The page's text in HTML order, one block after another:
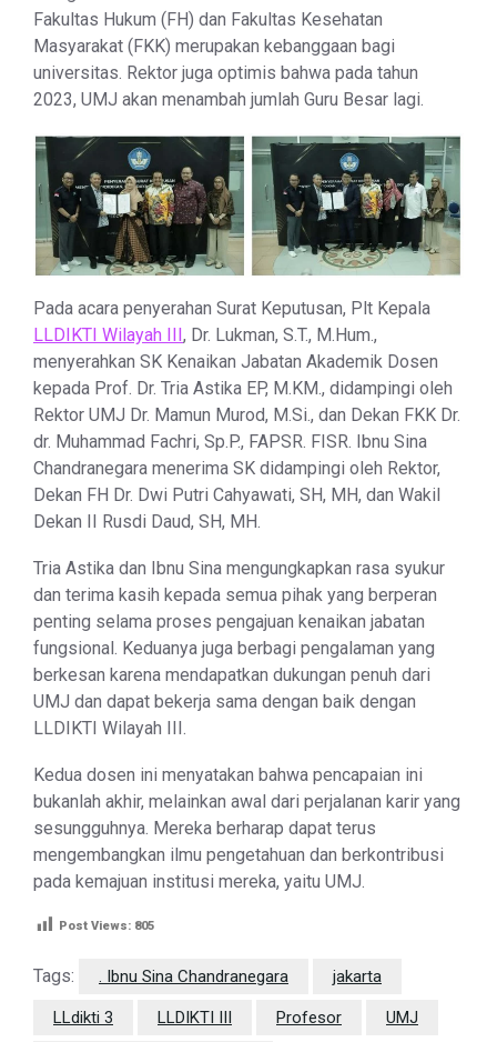
Fakultas Hukum (FH) dan Fakultas Kesehatan
Masyarakat (FKK) merupakan kebanggaan bagi
universitas. Rektor juga optimis bahwa pada tahun
2023, UMJ akan menambah jumlah Guru Besar lagi.
Pada acara penyerahan Surat Keputusan, Plt Kepala
LLDIKTI Wilayah III , Dr. Lukman, S.T., M.Hum.,
menyerahkan SK Kenaikan Jabatan Akademik Dosen
kepada Prof. Dr. Tria Astika EP, M.KM., didampingi oleh
Rektor UMJ Dr. Mamun Murod, M.Si., dan Dekan FKK Dr.
dr. Muhammad Fachri, Sp.P., FAPSR. FISR. Ibnu Sina
Chandranegara menerima SK didampingi oleh Rektor,
Dekan FH Dr. Dwi Putri Cahyawati, SH, MH, dan Wakil
Dekan II Rusdi Daud, SH, MH.
Tria Astika dan Ibnu Sina mengungkapkan rasa syukur
dan terima kasih kepada semua pihak yang berperan
penting selama proses pengajuan kenaikan jabatan
fungsional. Keduanya juga berbagi pengalaman yang
berkesan karena mendapatkan dukungan penuh dari
UMJ dan dapat bekerja sama dengan baik dengan
LLDIKTI Wilayah III.
Kedua dosen ini menyatakan bahwa pencapaian ini
bukanlah akhir, melainkan awal dari perjalanan karir yang
sesungguhnya. Mereka berharap dapat terus
mengembangkan ilmu pengetahuan dan berkontribusi
pada kemajuan institusi mereka, yaitu UMJ.
Post Views: 805
Tags: . Ibnu Sina Chandranegara jakarta
LLdikti 3 LLDIKTI III Profesor UMJ